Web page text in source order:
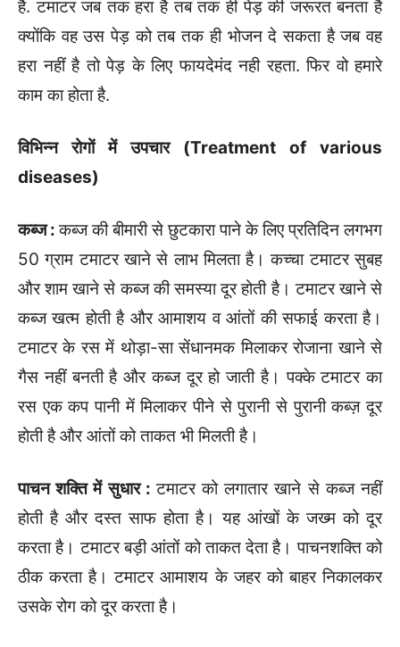
है. टमाटर जब तक हरा है तब तक ही पेड़ की जरूरत बनता है
क्योंकि वह उस पेड़ को तब तक ही भोजन दे सकता है जब वह
हरा नहीं है तो पेड़ के लिए फायदेमंद नही रहता. फिर वो हमारे
काम का होता है.
विभिन्न रोगों में उपचार (Treatment of various
diseases)
कब्ज :कब्ज की बीमारी से छुटकारा पाने के लिए प्रतिदिन लगभग
50 ग्राम टमाटर खाने से लाभ मिलता है। कच्चा टमाटर सुबह
और शाम खाने से कब्ज की समस्या दूर होती है। टमाटर खाने से
कब्ज खत्म होती है और आमाशय व आंतों की सफाई करता है।
टमाटर के रस में थोड़ा-सा सेंधानमक मिलाकर रोजाना खाने से
गैस नहीं बनती है और कब्ज दूर हो जाती है। पक्के टमाटर का
रस एक कप पानी में मिलाकर पीने से पुरानी से पुरानी कब्ज़ दूर
होती है और आंतों को ताकत भी मिलती है।
पाचन शक्ति में सुधार :टमाटर को लगातार खाने से कब्ज नहीं
होती है और दस्त साफ होता है। यह आंखों के जख्म को दूर
करता है। टमाटर बड़ी आंतों को ताकत देता है। पाचनशक्ति को
ठीक करता है। टमाटर आमाशय के जहर को बाहर निकालकर
उसके रोग को दूर करता है।